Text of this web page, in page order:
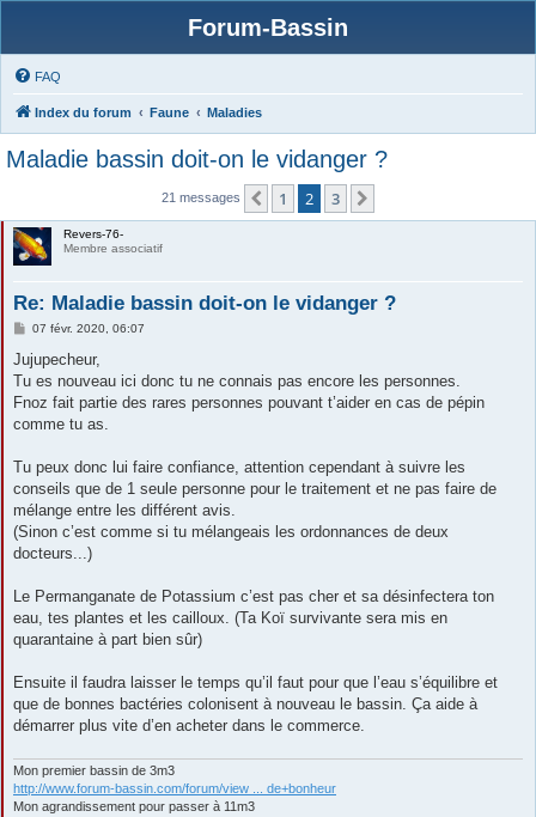
Forum-Bassin
FAQ
Index du forum Faune Maladies
Maladie bassin doit-on le vidanger ?
21 messages Précédente
1 2 3
Revers-76-
Membre associatif
Re: Maladie bassin doit-on le vidanger ?
M
s
s
a
g
07 févr. 2020, 06:07
Jujupecheur,
Tu es nouveau ici donc tu ne connais pas encore les personnes.
Fnoz fait partie des rares personnes pouvant t’aider en cas de pépin
comme tu as.
Tu peux donc lui faire confiance, attention cependant à suivre les
conseils que de 1 seule personne pour le traitement et ne pas faire de
mélange entre les différent avis.
(Sinon c’est comme si tu mélangeais les ordonnances de deux
docteurs...)
Le Permanganate de Potassium c’est pas cher et sa désinfectera ton
eau, tes plantes et les cailloux. (Ta Koï survivante sera mis en
quarantaine à part bien sûr)
Ensuite il faudra laisser le temps qu’il faut pour que l’eau s’équilibre et
que de bonnes bactéries colonisent à nouveau le bassin. Ça aide à
démarrer plus vite d’en acheter dans le commerce.
Mon premier bassin de 3m3
http://www.forum-bassin.com/forum/view ... de+bonheur
Mon agrandissement pour passer à 11m3